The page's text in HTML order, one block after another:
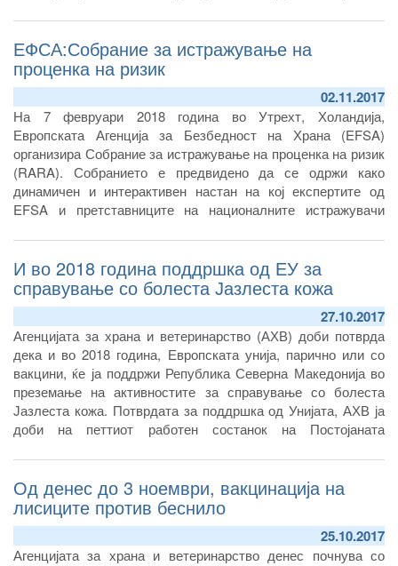
на потрошувачите за 2017/2018 година.
ЕФСА:Собрание за истражување на
проценка на ризик
02.11.2017
На 7 февруари 2018 година во Утрехт, Холандија,
Европската Агенција за Безбедност на Храна (EFSA)
организира Собрание за истражување на проценка на ризик
(RARA). Собранието е предвидено да се одржи како
динамичен и интерактивен настан на кој експертите од
EFSA и претставниците на националните истражувачи
“Проценка на ризик во однос на безбедност на храната” и
учесниците ќе имаат можност своите идеи да ги претстават
во вид на постер или кратка презентација.
И во 2018 година поддршка од ЕУ за
справување со болеста Јазлеста кожа
27.10.2017
Агенцијата за храна и ветеринарство (АХВ) доби потврда
дека и во 2018 година, Европската унија, парично или со
вакцини, ќе ја поддржи Република Северна Македонија во
преземање на активностите за справување со болеста
Јазлеста кожа. Потврдата за поддршка од Унијата, АХВ ја
доби на петтиот работен состанок на Постојаната
кој минатата недела се одржа во Будва, Република Црна
Гора на кој присуствуваа експерти од Светската
организација за здравствена заштита на животните – ОИЕ,
oрганизацијата за земјоделство и храна при Обединетите
Нации – ФАО, сите земји од регионот, земји членки на ЕУ
кои граничат со регионот, како и претставници од Турција,
Од денес до 3 ноември, вакцинација на
лисиците против беснило
25.10.2017
Агенцијата за храна и ветеринарство денес почнува со